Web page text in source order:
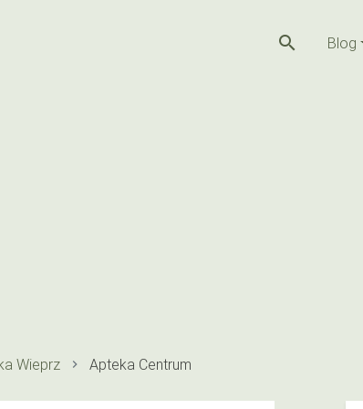
search Blog
Wieprz Apteka Centrum